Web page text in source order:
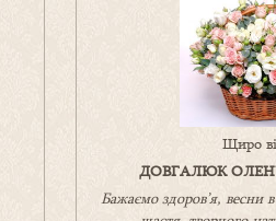
Щиро
ДОВГАЛЮК
Бажаємо здоров’я, весни